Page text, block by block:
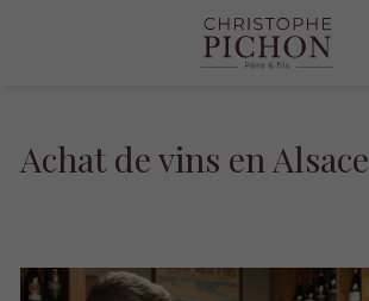
Achat de vins en Alsace